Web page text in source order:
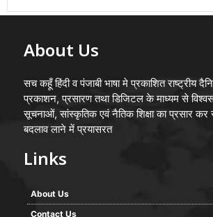
About Us
सच कहूँ हिंदी व पंजाबी भाषा मे प्रकाशित राष्ट्रीय
प्रकाशन, प्रसारण तथा डिजिटल के माध्यम से
सूचनाओं, सांस्कृतिक एवं नैतिक शिक्षा का प्रसार
बदलाव लाने में प्रयासरत
Links
About Us
Contact Us